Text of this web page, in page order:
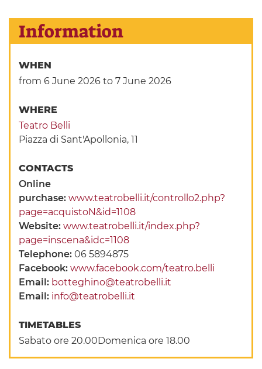
Information
WHEN
from 6 June 2026 to 7 June 2026
WHERE
Teatro Belli
Piazza di Sant'Apollonia, 11
CONTACTS
Online
purchase:www.teatrobelli.it/controllo2.php?
page=acquistoN&id=1108
Website:www.teatrobelli.it/index.php?
page=inscena&idc=1108
Telephone:06 5894875
Facebook:www.facebook.com/teatro.belli
Email: botteghino@teatrobelli.it
Email: info@teatrobelli.it
TIMETABLES
Sabato ore 20.00Domenica ore 18.00